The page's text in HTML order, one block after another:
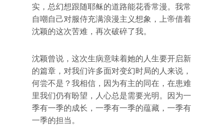
实，总幻想跟随耶稣的道路能花香常漫。我常
自嘲自己对服侍充满浪漫主义想象，上帝借着
沈颖的这次苦难，再次破碎了我。
沈颖曾说，这次生病意味着她的人生要开启新
的篇章，对我们许多面对变幻时局的人来说，
何尝不是？我相信，因为有主的同在，在患难
里我们仍有盼望，人心总是需要光明。因为一
季有一季的成长，一季有一季的蕴藏，一季有
一季的担当。